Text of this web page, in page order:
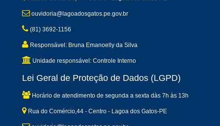
ouvidoria@lagoadosgatos.pe.gov.br
(81) 3692-1156
Responsável: Bruna Emanoelly da Silva
Unidade responsável: Controle Interno
Lei Geral de Proteção de Dados (LGPD)
Horário de atendimento de segunda a sexta dàs 7h às 13h
Rua do Comércio,44 - Centro - Lagoa dos Gatos-PE